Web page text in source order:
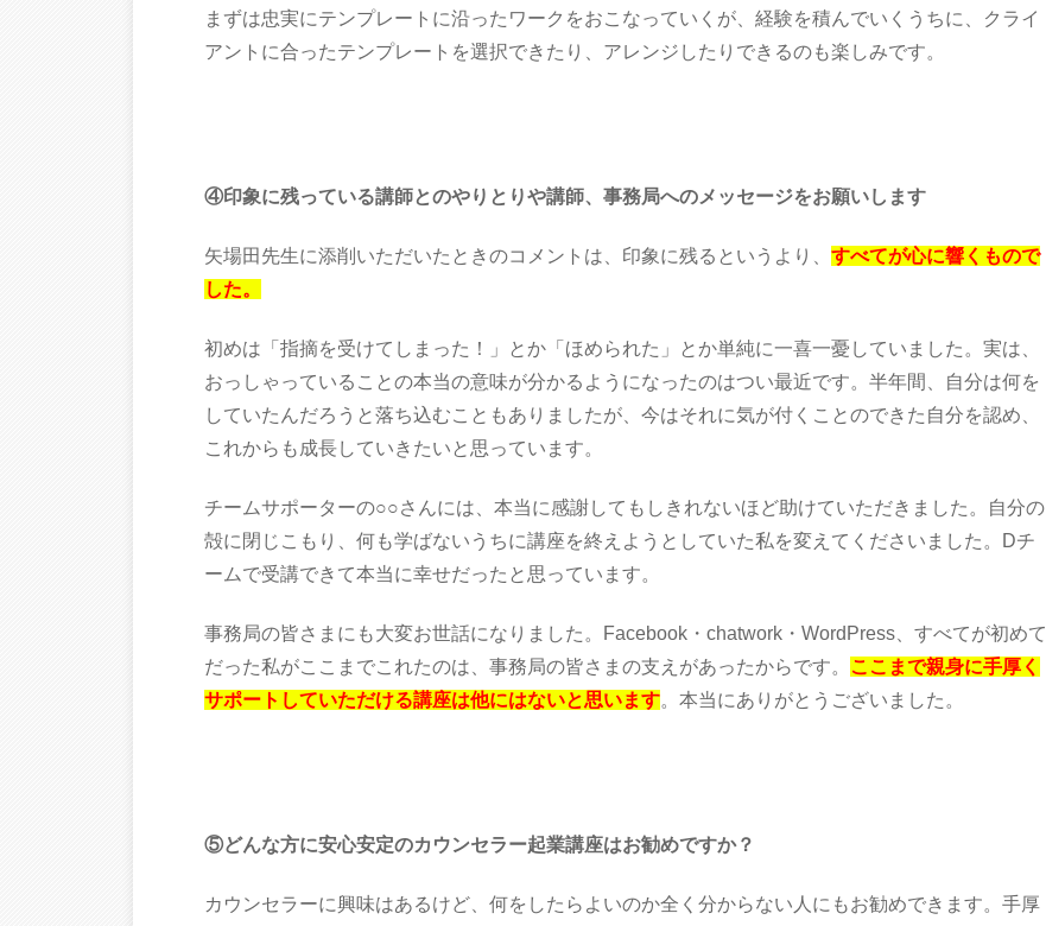
まずは忠実にテンプレートに沿ったワークをおこなっていくが、経験を積んでいくうちに、クライ
アントに合ったテンプレートを選択できたり、アレンジしたりできるのも楽しみです。
④印象に残っている講師とのやりとりや講師、事務局へのメッセージをお願いします
矢場田先生に添削いただいたときのコメントは、印象に残るというより、 すべてが心に響くもので
した。
初めは「指摘を受けてしまった！」とか「ほめられた」とか単純に一喜一憂していました。実は、
おっしゃっていることの本当の意味が分かるようになったのはつい最近です。半年間、自分は何を
していたんだろうと落ち込むこともありましたが、今はそれに気が付くことのできた自分を認め、
これからも成長していきたいと思っています。
チームサポーターの○○さんには、本当に感謝してもしきれないほど助けていただきました。自分の
殻に閉じこもり、何も学ばないうちに講座を終えようとしていた私を変えてくださいました。Dチ
ームで受講できて本当に幸せだったと思っています。
事務局の皆さまにも大変お世話になりました。Facebook・chatwork・WordPress、すべてが初めて
だった私がここまでこれたのは、事務局の皆さまの支えがあったからです。 ここまで親身に手厚く
サポートしていただける講座は他にはないと思います。本当にありがとうございました。
⑤どんな方に安心安定のカウンセラー起業講座はお勧めですか？
カウンセラーに興味はあるけど、何をしたらよいのか全く分からない人にもお勧めできます。手厚